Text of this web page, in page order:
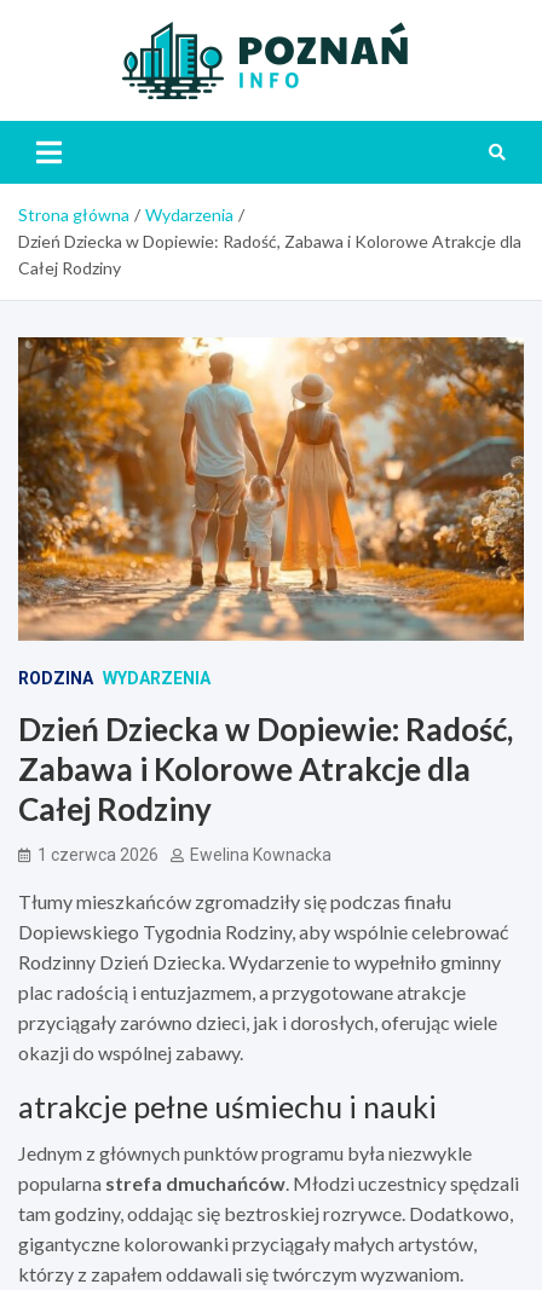
Strona główna
Wydarzenia
Dzień Dziecka w Dopiewie: Radość, Zabawa i Kolorowe Atrakcje dla
Całej Rodziny
RODZINA WYDARZENIA
Dzień Dziecka w Dopiewie: Radość,
Zabawa i Kolorowe Atrakcje dla
Całej Rodziny
1 czerwca 2026 Ewelina Kownacka
Tłumy mieszkańców zgromadziły się podczas finału
Dopiewskiego Tygodnia Rodziny, aby wspólnie celebrować
Rodzinny Dzień Dziecka. Wydarzenie to wypełniło gminny
plac radością i entuzjazmem, a przygotowane atrakcje
przyciągały zarówno dzieci, jak i dorosłych, oferując wiele
okazji do wspólnej zabawy.
atrakcje pełne uśmiechu i nauki
Jednym z głównych punktów programu była niezwykle
popularna strefa dmuchańców . Młodzi uczestnicy spędzali
tam godziny, oddając się beztroskiej rozrywce. Dodatkowo,
gigantyczne kolorowanki przyciągały małych artystów,
którzy z zapałem oddawali się twórczym wyzwaniom.